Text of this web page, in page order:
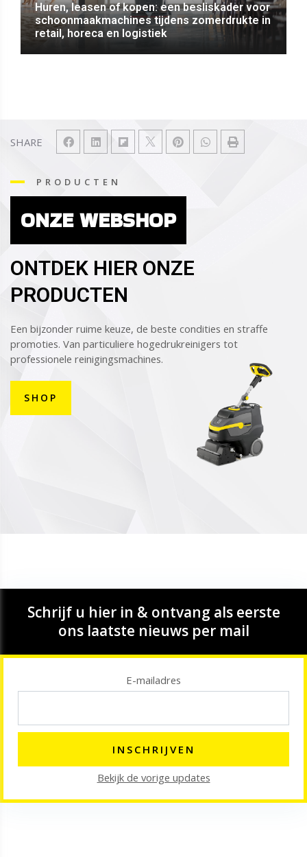
SHARE
Huren, leasen of kopen: een besliskader voor
schoonmaakmachines tijdens zomerdrukte in
retail, horeca en logistiek
PRODUCTEN
ONZE WEBSHOP
ONTDEK HIER ONZE
PRODUCTEN
Een bijzonder ruime keuze, de beste condities en straffe
promoties. Van particuliere hogedrukreinigers tot
professionele reinigingsmachines.
SHOP
Schrijf u hier in & ontvang als eerste
ons laatste nieuws per mail
E-mailadres
Bekijk de vorige updates